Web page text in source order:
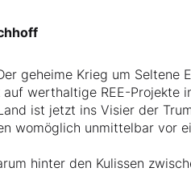
geheime Krieg um Seltene
werthaltige REE-Projekte
ist jetzt ins Visier der
womöglich unmittelbar vor
hinter den Kulissen